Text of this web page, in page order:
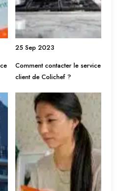
25 Sep 2023
Comment contacter le service
client de Colichef ?